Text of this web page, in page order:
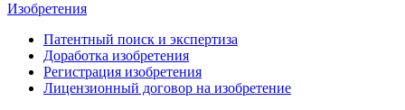
Изобретения
Патентный поиск и экспертиза
Доработка изобретения
Регистрация изобретения
Лицензионный договор на изобретение